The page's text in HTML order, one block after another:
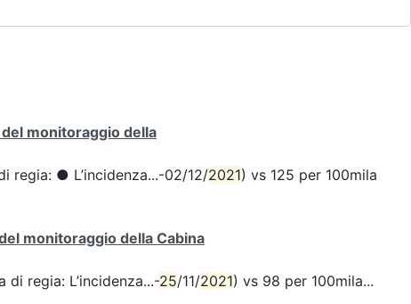
monitoraggio della
regia: ● L’incidenza...-02/12/2021) vs 125 per 100mila
monitoraggio della Cabina
regia: L’incidenza...-25/11/2021) vs 98 per 100mila...